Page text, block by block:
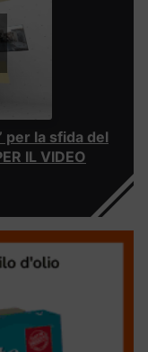
per la sfida del
IL VIDEO